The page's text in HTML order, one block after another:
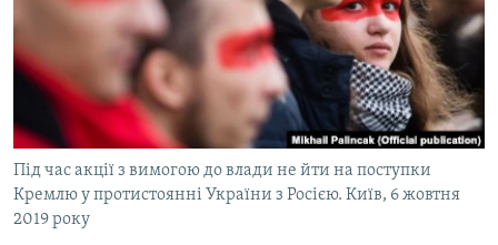
ВІДЕОУРОКИ «ELIFBE»
СВІДЧЕННЯ ОКУПАЦІЇ
УКРАЇНСЬКА ПРОБЛЕМА КРИМУ
ІНФОГРАФІКА
ЯК ОБІЙТИ БЛОКУВАННЯ
Русский
Qırımtatar
ДОЛУЧАЙСЯ!
Під час акції з вимогою до влади не йти на поступки
Кремлю у протистоянні України з Росією. Київ, 6 жовтня
2019 року